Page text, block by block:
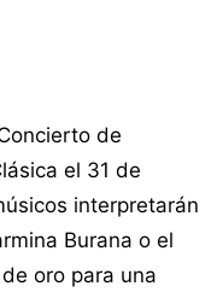
de
el 31 de
interpretarán
Burana o el
oro para una